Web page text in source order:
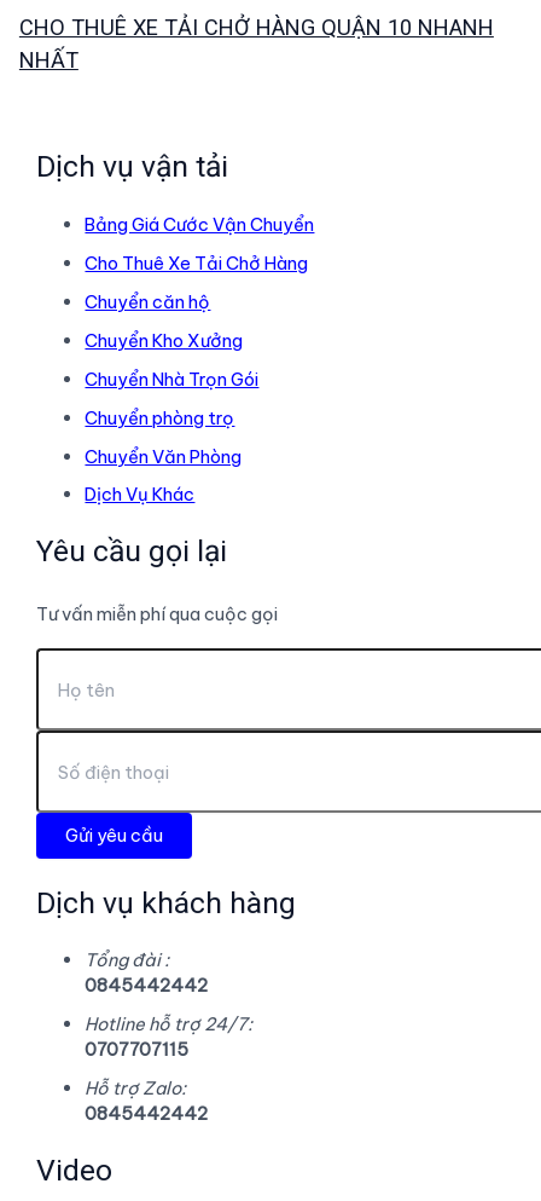
CHO THUÊ XE TẢI CHỞ HÀNG QUẬN 10 NHANH
NHẤT
Dịch vụ vận tải
Bảng Giá Cước Vận Chuyển
Cho Thuê Xe Tải Chở Hàng
Chuyển căn hộ
Chuyển Kho Xưởng
Chuyển Nhà Trọn Gói
Chuyển phòng trọ
Chuyển Văn Phòng
Dịch Vụ Khác
Yêu cầu gọi lại
Tư vấn miễn phí qua cuộc gọi
Dịch vụ khách hàng
Tổng đài :
0845442442
Hotline hỗ trợ 24/7:
0707707115
Hỗ trợ Zalo:
0845442442
Video